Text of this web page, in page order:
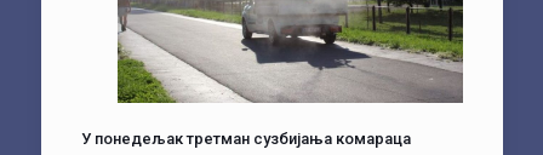
У понедељак третман сузбијања комараца